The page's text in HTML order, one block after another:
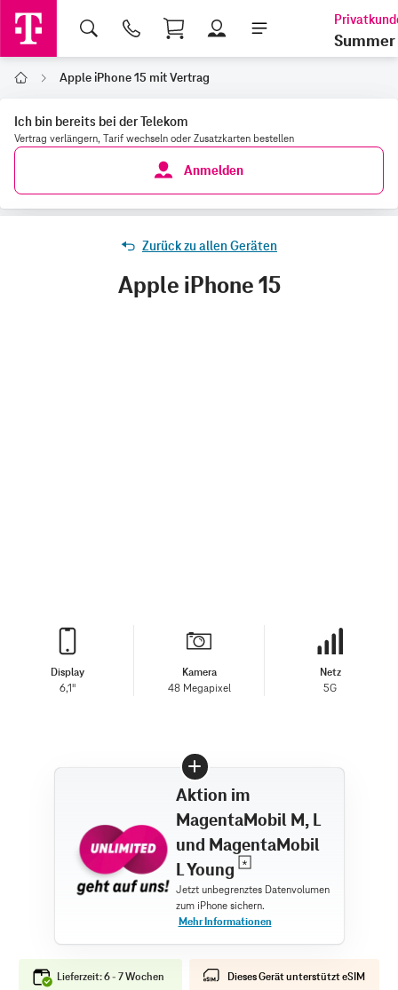
Shopping Cart
Summer
Home Apple iPhone 15 mit Vertrag
Ich bin bereits bei der Telekom
Vertrag verlängern, Tarif wechseln oder Zusatzkarten bestellen
Anmelden
Zurück zu allen Geräten
Apple iPhone 15
Display
6,1"
Kamera
48 Megapixel
Netz
5G
Aktion im
MagentaMobil M, L
und MagentaMobil
L Young
Lieferzeit: 6 - 7 Wochen Dieses Gerät unterstützt eSIM